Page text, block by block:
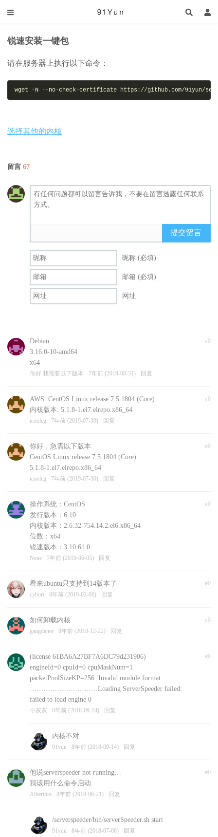
锐速安装一键包
请在服务器上执行以下命令：
wget -N --no-check-certificate https://github.com/91yun/
选择其他的内核
留言 67
提交留言
昵称 (必填)
邮箱 (必填)
网址
#0
Debian
3.16.0-10-amd64
x64
你好 我需要以下版本 7年前 (2019-08-31) 回复
#0
AWS: CentOS Linux release 7.5.1804 (Core)
内核版本: 5.1.8-1.el7.elrepo.x86_64
icoolcg 7年前 (2019-07-30) 回复
#0
你好，急需以下版本
CentOS Linux release 7.5.1804 (Core)
5.1.8-1.el7.elrepo.x86_64
icoolcg 7年前 (2019-07-30) 回复
#0
操作系统：CentOS
发行版本：6.10
内核版本：2.6.32-754.14.2.el6.x86_64
位数：x64
锐速版本：3.10.61.0
Nene 7年前 (2019-06-05) 回复
#0
看来ubuntu只支持到14版本了
cybort 8年前 (2019-02-06) 回复
#0
如何卸载内核
gangdaner 8年前 (2018-12-22) 回复
#0
(license 61BA6A27BF7A6DC79d231906)
engineId=0 cpuId=0 cpuMaskNum=1
packetPoolSizeKP=256: Invalid module format
…………………………Loading ServerSpeeder failed:
failed to load engine 0
小灰灰 8年前 (2018-09-14) 回复
内核不对
91yun 8年前 (2018-09-14) 回复
#0
他说serverspeeder not running…
我该用什么命令启动
Albertluo 8年前 (2018-06-21) 回复
/serverspeeder/bin/serverSpeeder.sh start
91yun 8年前 (2018-07-08) 回复